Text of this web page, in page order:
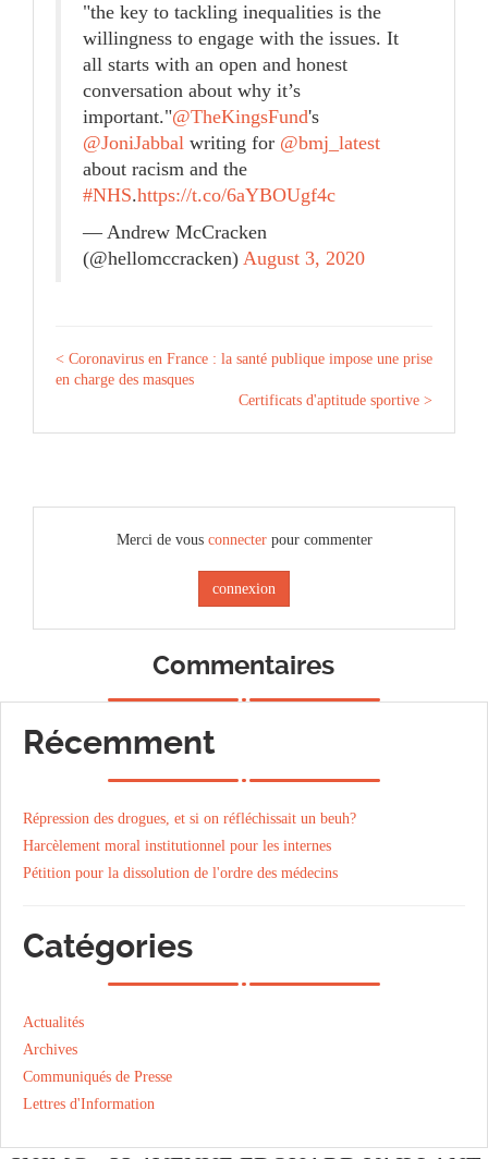
"the key to tackling inequalities is the
willingness to engage with the issues. It
all starts with an open and honest
conversation about why it’s
important."@TheKingsFund's
@JoniJabbal writing for @bmj_latest
about racism and the
#NHS.https://t.co/6aYBOUgf4c
— Andrew McCracken
(@hellomccracken) August 3, 2020
< Coronavirus en France : la santé publique impose une prise
en charge des masques
Certificats d'aptitude sportive >
Merci de vous connecterpour commenter
connexion
Commentaires
Récemment
Répression des drogues, et si on réfléchissait un beuh?
Harcèlement moral institutionnel pour les internes
Pétition pour la dissolution de l'ordre des médecins
Catégories
Actualités
Archives
Communiqués de Presse
Lettres d'Information